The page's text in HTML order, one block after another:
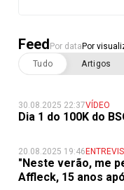
Feed Por data Por
Tudo
Artigos
30.08.2025 22:37VÍDEO
Dia 1 do 100K do
20.08.2025 19:46
"Neste verão, me
Affleck, 15 anos